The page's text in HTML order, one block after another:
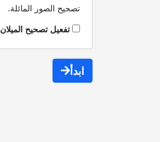
تصحيح الصور المائلة.
تفعيل تصحيح الميلان
ابدأ